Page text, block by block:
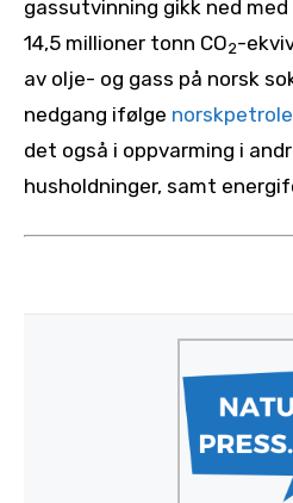
gassutvinning gikk ned med
14,5 millioner tonn CO2-
av olje- og gass på norsk
nedgang ifølge
det også i oppvarming i
husholdninger, samt